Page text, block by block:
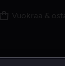
Vuokraa &